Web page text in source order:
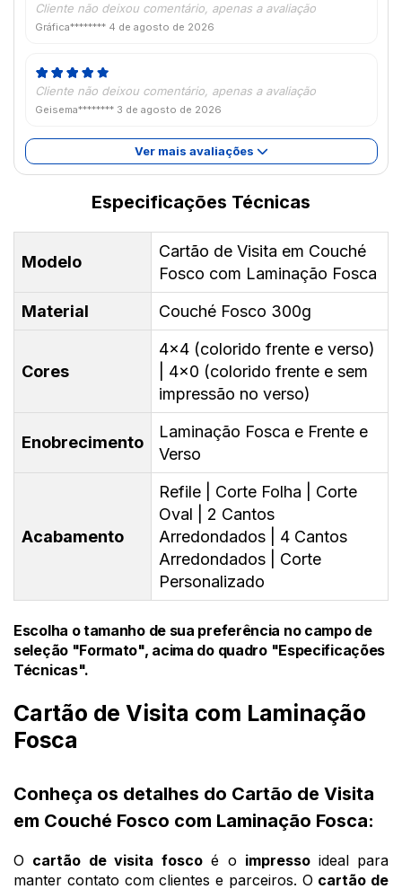
Cliente não deixou comentário, apenas a avaliação
Gráfica******** 4 de agosto de 2026
Cliente não deixou comentário, apenas a avaliação
Geisema******** 3 de agosto de 2026
Ver mais avaliações
Especificações Técnicas
Modelo
Cartão de Visita em Couché
Fosco com Laminação Fosca
Material
Couché Fosco 300g
Cores
4x4 (colorido frente e verso)
| 4x0 (colorido frente e sem
impressão no verso)
Enobrecimento
Laminação Fosca e Frente e
Verso
Acabamento
Refile | Corte Folha | Corte
Oval | 2 Cantos
Arredondados | 4 Cantos
Arredondados | Corte
Personalizado
Escolha o tamanho de sua preferência no campo de
seleção "Formato", acima do quadro "Especificações
Técnicas".
Cartão de Visita com Laminação
Fosca
Conheça os detalhes do Cartão de Visita
em Couché Fosco com Laminação Fosca:
O cartão de visita fosco é o impresso ideal para
manter contato com clientes e parceiros. O cartão de